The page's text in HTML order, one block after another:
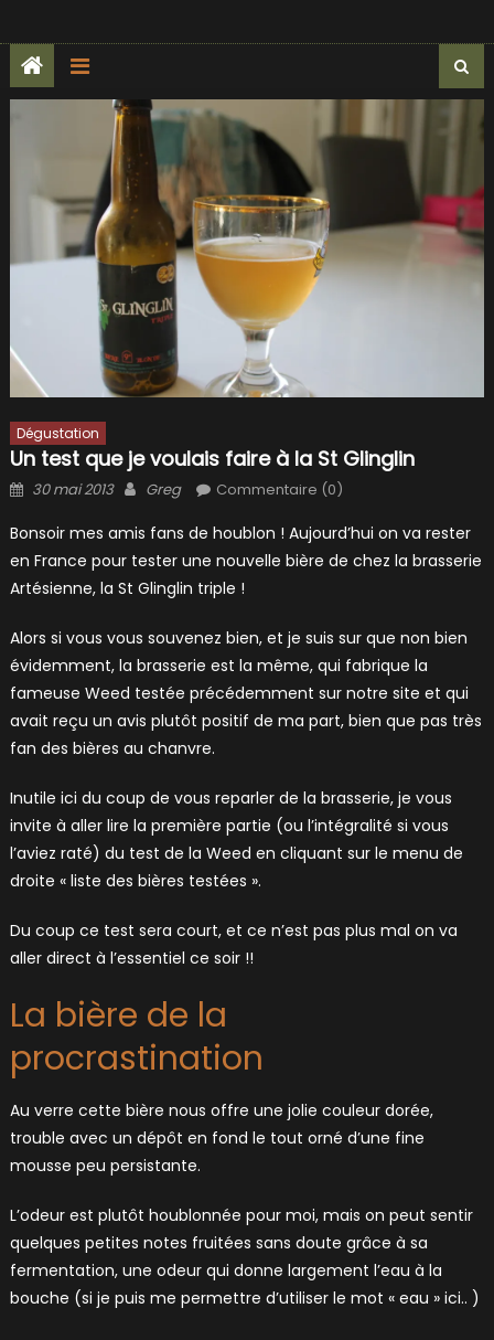
Dégustation
Un test que je voulais faire à la St Glinglin
Posted
30 mai 2013 Author
Greg Commentaire (0)
Bonsoir mes amis fans de houblon ! Aujourd’hui on va rester
en France pour tester une nouvelle bière de chez la brasserie
Artésienne, la St Glinglin triple !
Alors si vous vous souvenez bien, et je suis sur que non bien
évidemment, la brasserie est la même, qui fabrique la
fameuse Weed testée précédemment sur notre site et qui
avait reçu un avis plutôt positif de ma part, bien que pas très
fan des bières au chanvre.
Inutile ici du coup de vous reparler de la brasserie, je vous
invite à aller lire la première partie (ou l’intégralité si vous
l’aviez raté) du test de la Weed en cliquant sur le menu de
droite « liste des bières testées ».
Du coup ce test sera court, et ce n’est pas plus mal on va
aller direct à l’essentiel ce soir !!
La bière de la
procrastination
Au verre cette bière nous offre une jolie couleur dorée,
trouble avec un dépôt en fond le tout orné d’une fine
mousse peu persistante.
L’odeur est plutôt houblonnée pour moi, mais on peut sentir
quelques petites notes fruitées sans doute grâce à sa
fermentation, une odeur qui donne largement l’eau à la
bouche (si je puis me permettre d’utiliser le mot « eau » ici.. )